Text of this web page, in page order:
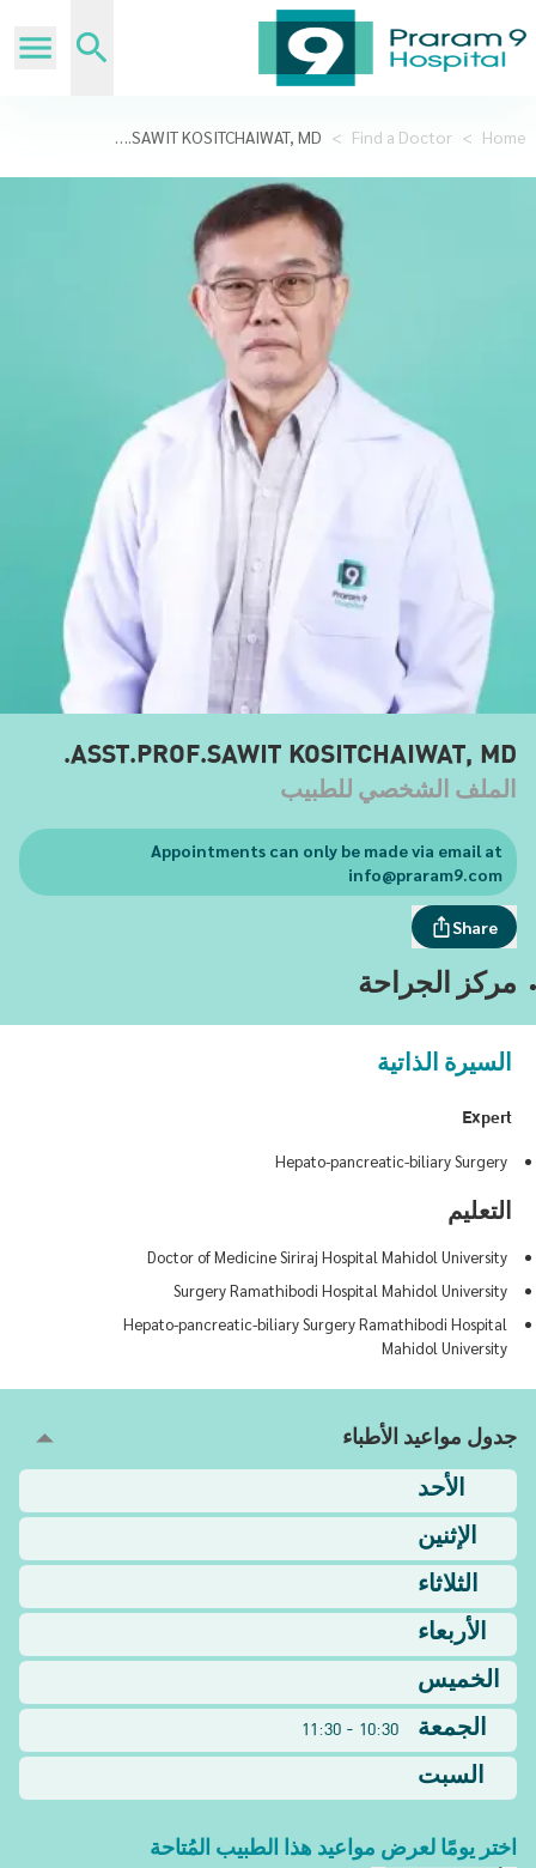
Home
>
Find a Doctor
>
ASST.PROF.SAWIT KOSITCHAIWAT, MD.
ASST.PROF.SAWIT KOSITCHAIWAT, MD.
الملف الشخصي للطبيب
Appointments can only be made via email at
info@praram9.com
Share
مركز الجراحة
السيرة الذاتية
Expert
Hepato-pancreatic-biliary Surgery
التعليم
Doctor of Medicine Siriraj Hospital Mahidol University
Surgery Ramathibodi Hospital Mahidol University
Hepato-pancreatic-biliary Surgery Ramathibodi Hospital
Mahidol University
جدول مواعيد الأطباء
الأحد
الإثنين
الثلاثاء
الأربعاء
الخميس
الجمعة
10:30 - 11:30
السبت
اختر يومًا لعرض مواعيد هذا الطبيب المُتاحة